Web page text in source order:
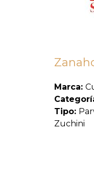
Marca:
Tipo:
Zuchini